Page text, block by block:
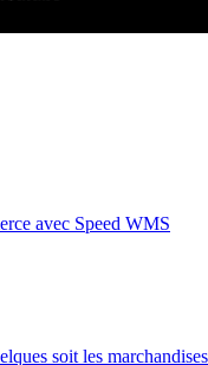
avec Speed WMS
soit les marchandises